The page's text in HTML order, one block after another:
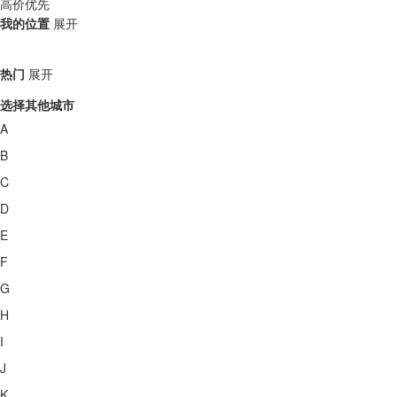
我的位置 展开
热门 展开
选择其他城市
A
B
C
D
E
F
G
H
I
J